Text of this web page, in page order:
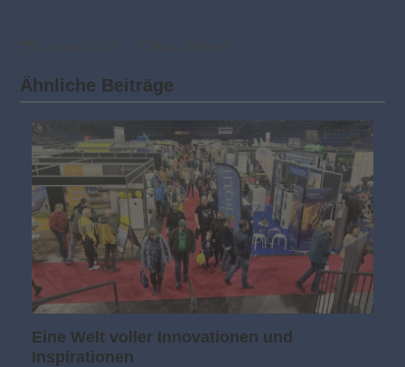
Ähnliche Beiträge
Eine Welt voller Innovationen und
Inspirationen